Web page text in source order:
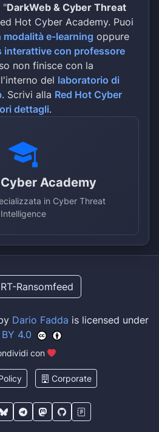
"DarkWeb & Cyber Threat
Hot Cyber Academy. Puoi
modalità e-learning oppure
interattive con professore
non finisce con la
del laboratorio di
. Scrivi alla Red Hot Cyber
dettagli.
Academy
in Cyber Threat
Intelligence
Ransomfeed
Dario Fadda is licensed under
4.0
con
Corporate